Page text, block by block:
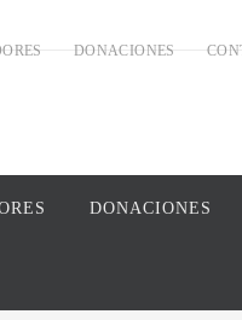
DONACIONES
DONACIONES